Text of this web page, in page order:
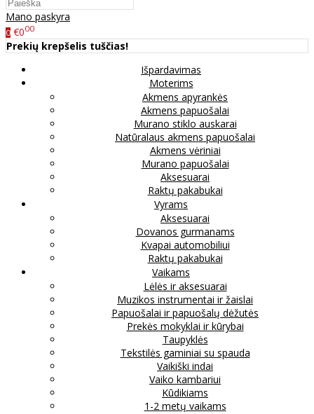
Mano paskyra
0 €000
Prekių krepšelis tuščias!
Išpardavimas
Moterims
Akmens apyrankės
Akmens papuošalai
Murano stiklo auskarai
Natūralaus akmens papuošalai
Akmens vėriniai
Murano papuošalai
Aksesuarai
Raktų pakabukai
Vyrams
Aksesuarai
Dovanos gurmanams
Kvapai automobiliui
Raktų pakabukai
Vaikams
Lėlės ir aksesuarai
Muzikos instrumentai ir žaislai
Papuošalai ir papuošalų dėžutės
Prekės mokyklai ir kūrybai
Taupyklės
Tekstilės gaminiai su spauda
Vaikiški indai
Vaiko kambariui
Kūdikiams
1-2 metų vaikams